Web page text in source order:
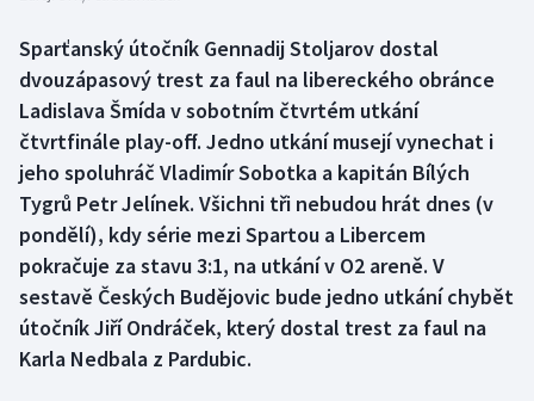
Box
Curling
Dostihy
Florbal
Futsal
Golf
Sparťanský útočník Gennadij Stoljarov dostal
dvouzápasový trest za faul na libereckého obránce
Ladislava Šmída v sobotním čtvrtém utkání
čtvrtfinále play-off. Jedno utkání musejí vynechat i
jeho spoluhráč Vladimír Sobotka a kapitán Bílých
Tygrů Petr Jelínek. Všichni tři nebudou hrát dnes (v
pondělí), kdy série mezi Spartou a Libercem
pokračuje za stavu 3:1, na utkání v O2 areně. V
sestavě Českých Budějovic bude jedno utkání chybět
útočník Jiří Ondráček, který dostal trest za faul na
Karla Nedbala z Pardubic.